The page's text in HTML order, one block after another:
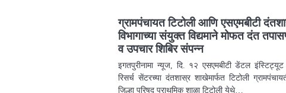
ग्रामपंचायत टिटोली आणि एसएमबीटी
विभागाच्या संयुक्त विद्यमाने मोफत दंत
व उपचार शिबिर संपन्न
इगतपुरीनामा न्यूज, दि. १२ एसएमबीटी डेंटल
रिसर्च सेंटरच्या दंतशास्र शाखेमार्फत टिटोली
जिल्हा परिषद प्राथमिक शाळा टिटोली येथे…